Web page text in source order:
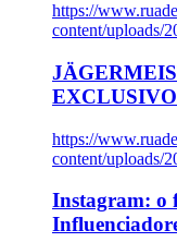
https://
content/uploads/
https://
content/uploads/
Instagram: o